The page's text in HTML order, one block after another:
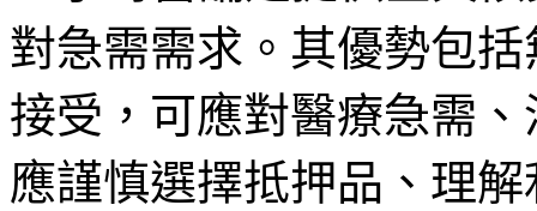
對急需需求。其優勢包
接受，可應對醫療急需
應謹慎選擇抵押品、理